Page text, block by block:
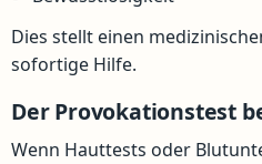
Dies stellt einen
sofortige Hilfe.
Der Provokationstest
Wenn Hauttests oder